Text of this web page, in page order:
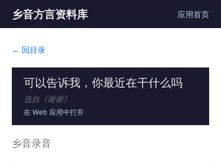
乡音方言资料库 应用首页
← 回目录
可以告诉我，你最近在干什么吗
选自《谢谢》
在 Web 应用中打开
乡音录音